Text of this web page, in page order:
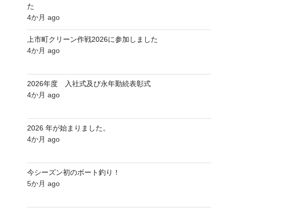
た
4か月 ago
上市町クリーン作戦2026に参加しました
4か月 ago
2026年度 入社式及び永年勤続表彰式
4か月 ago
2026 年が始まりました。
4か月 ago
今シーズン初のボート釣り！
5か月 ago